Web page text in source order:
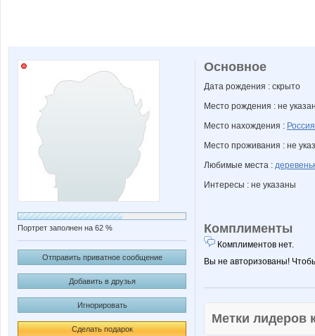
Портрет заполнен на 62 %
Отправить приватное сообщение
Добавить в друзья
Игнорировать
Сделать подарок
Основное
Дата рождения : скрыто
Место рождения : не
Место нахождения : Россия
Место проживания : не
Любимые места :
Интересы : не указаны
Комплименты
Комплиментов нет.
Вы не авторизованы!
Метки